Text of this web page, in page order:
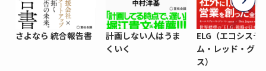
さよなら 統合報告書
計画しない人はうま
くいく
ELG（エコシステ
ム・レッド・グロ
ス）